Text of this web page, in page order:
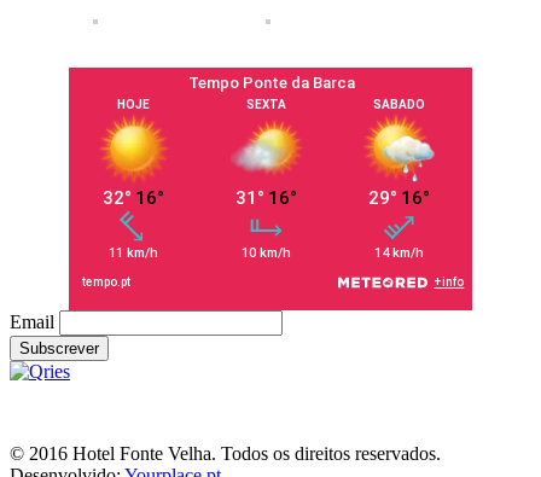
Email
© 2016 Hotel Fonte Velha. Todos os direitos reservados.